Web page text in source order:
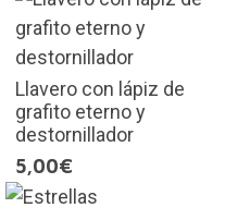
Llavero con lápiz de
grafito eterno y
destornillador
5,00€